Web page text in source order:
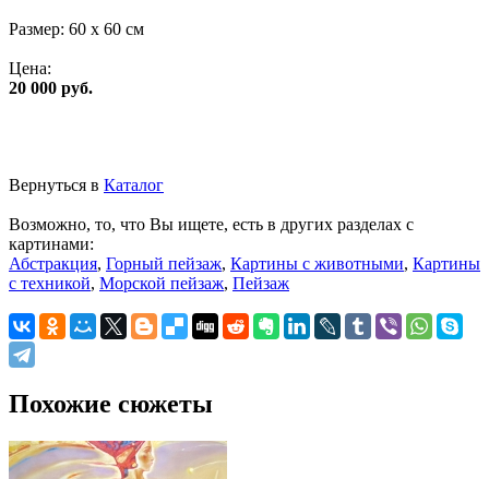
Размер: 60 x 60 см
Цена:
20 000 руб.
Вернуться в Каталог
Возможно, то, что Вы ищете, есть в других разделах с
картинами:
Абстракция, Горный пейзаж, Картины с животными, Картины
с техникой, Морской пейзаж, Пейзаж
Похожие сюжеты